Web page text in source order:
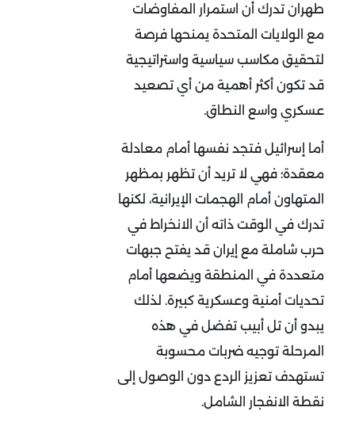
طهران تدرك أن استمرار المفاوضات
مع الولايات المتحدة يمنحها فرصة
لتحقيق مكاسب سياسية واستراتيجية
قد تكون أكثر أهمية من أي تصعيد
عسكري واسع النطاق.
أما إسرائيل فتجد نفسها أمام معادلة
معقدة؛ فهي لا تريد أن تظهر بمظهر
المتهاون أمام الهجمات الإيرانية، لكنها
تدرك في الوقت ذاته أن الانخراط في
حرب شاملة مع إيران قد يفتح جبهات
متعددة في المنطقة ويضعها أمام
تحديات أمنية وعسكرية كبيرة. لذلك
يبدو أن تل أبيب تفضل في هذه
المرحلة توجيه ضربات محسوبة
تستهدف تعزيز الردع دون الوصول إلى
نقطة الانفجار الشامل.